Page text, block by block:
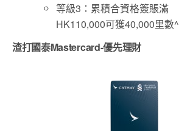
等級3：累積合資格簽賬滿
HK110,000可獲40,000里數^
渣打國泰Mastercard-優先理財